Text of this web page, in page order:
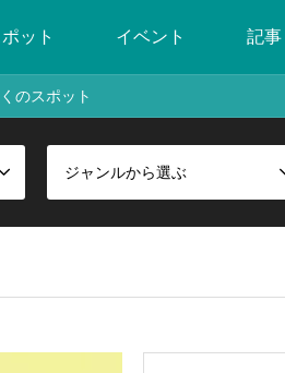
ット イベント 記事
のスポット
ジャンルから選ぶ